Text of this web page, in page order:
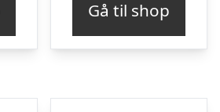
Gå til shop